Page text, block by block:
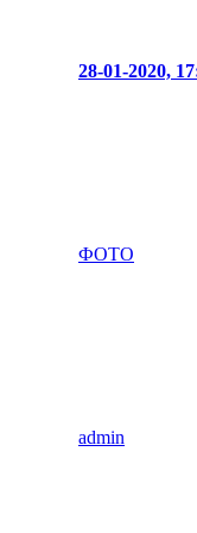
28-01-2020,
ФОТО
admin